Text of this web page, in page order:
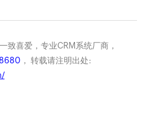
致喜爱，专业CRM系统厂商，
， 转载请注明出处: